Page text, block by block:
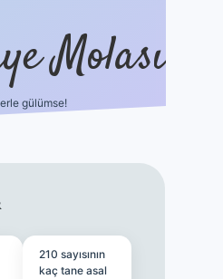
Molası
gülümse!
210 sayısının
kaç tane asal
elexbett.net